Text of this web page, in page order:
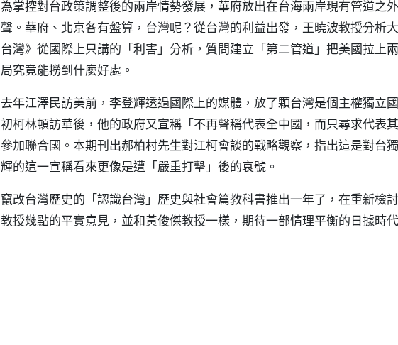
為掌控對台政策調整後的兩岸情勢發展，華府放出在台海兩岸現有管道之
聲。華府、北京各有盤算，台灣呢？從台灣的利益出發，王曉波教授分析
台灣》從國際上只講的「利害」分析，質問建立「第二管道」把美國拉上
局究竟能撈到什麼好處。
去年江澤民訪美前，李登輝透過國際上的媒體，放了顆台灣是個主權獨立
初柯林頓訪華後，他的政府又宣稱「不再聲稱代表全中國，而只尋求代表
參加聯合國。本期刊出郝柏村先生對江柯會談的戰略觀察，指出這是對台
輝的這一宣稱看來更像是遭「嚴重打撃」後的哀號。
竄改台灣歷史的「認識台灣」歷史與社會篇教科書推出一年了，在重新檢
教授幾點的平實意見，並和黃俊傑教授一樣，期待一部情理平衡的日據時